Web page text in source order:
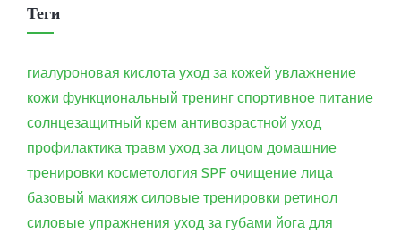
Теги
гиалуроновая кислота уход за кожей увлажнение
кожи функциональный тренинг спортивное питание
солнцезащитный крем антивозрастной уход
профилактика травм уход за лицом домашние
тренировки косметология SPF очищение лица
базовый макияж силовые тренировки ретинол
силовые упражнения уход за губами йога для